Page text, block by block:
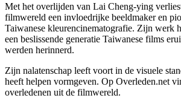
Met het overlijden van Lai Cheng-ying
filmwereld een invloedrijke beeldmaker en
Taiwanese kleurencinematografie. Zijn werk
een beslissende generatie Taiwanese films
werden herinnerd.
Zijn nalatenschap leeft voort in de visuele
heeft helpen vormgeven. Op Overleden.net
overledenen uit de filmwereld.